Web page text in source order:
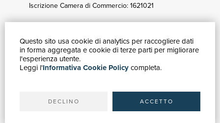
Questo sito usa cookie di analytics per raccogliere dati
in forma aggregata e cookie di terze parti per migliorare
l'esperienza utente.
Leggi l'Informativa Cookie Policycompleta.
DECLINO ACCETTO
Iscrizione Camera di Commercio: 1621021
GUIDA ACQUISTI
Catalogo
Ricerca avanzata
Spedizioni